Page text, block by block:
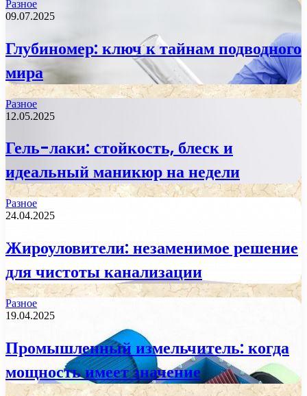
Разное
09.07.2025
Глубиномер: ключ к тайнам подводного
мира
Разное
12.05.2025
Гель-лаки: стойкость, блеск и
идеальный маникюр на недели
Разное
24.04.2025
Жироуловители: незаменимое решение
для чистоты канализации
Разное
19.04.2025
Промышленный измельчитель: когда
мощность имеет значение